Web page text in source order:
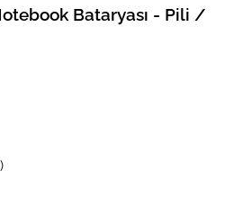
Bataryası - Pili /